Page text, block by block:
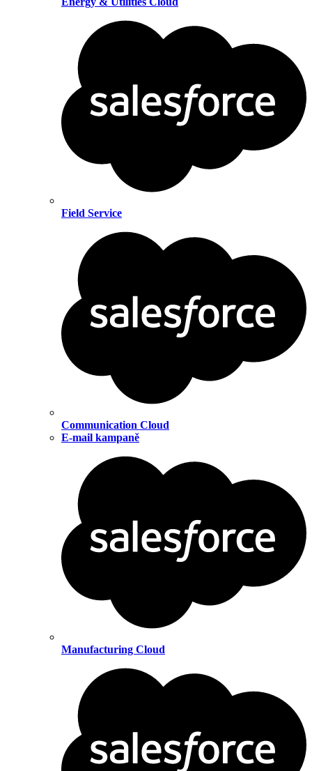
Field Service
Communication Cloud
E-mail kampaně
Manufacturing Cloud